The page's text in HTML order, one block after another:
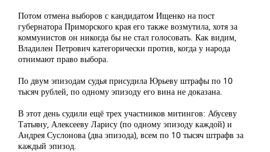
Потом отмена выборов с кандидатом Ищенко на пост
губернатора Приморского края его также возмутила, хотя за
коммунистов он никогда бы не стал голосовать. Как видим,
Владилен Петрович категорически против, когда у народа
отнимают право выбора.
По двум эпизодам судья присудила Юрьеву штрафы по 10
тысяч рублей, по одному эпизоду его вина не доказана.
В этот день судили ещё трех участников митингов: Абусеву
Татьяну, Алексееву Ларису (по одному эпизоду каждой) и
Андрея Суслонова (два эпизода), всем по 10 тысяч штрафв за
каждый эпизод.